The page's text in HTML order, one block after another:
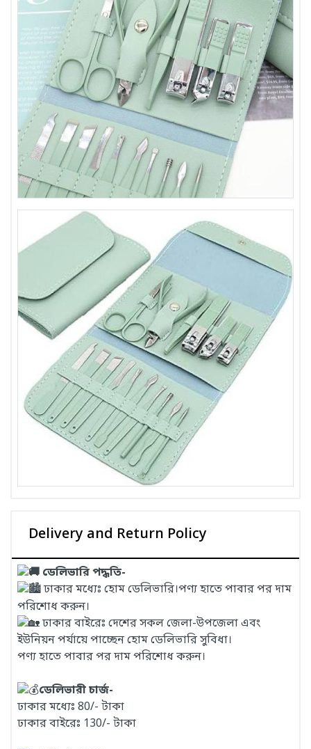
Delivery and Return Policy
ডেলিভারি পদ্ধতি-
ঢাকার মধ্যেঃ হোম ডেলিভারি।পণ্য হাতে পাবার পর দাম
পরিশোধ করুন।
ঢাকার বাইরেঃ দেশের সকল জেলা-উপজেলা এবং
ইউনিয়ন পর্যায়ে পাচ্ছেন হোম ডেলিভারি সুবিধা।
পণ্য হাতে পাবার পর দাম পরিশোধ করুন।
ডেলিভারী চার্জ-
ঢাকার মধ্যেঃ 80/- টাকা
ঢাকার বাইরেঃ 130/- টাকা